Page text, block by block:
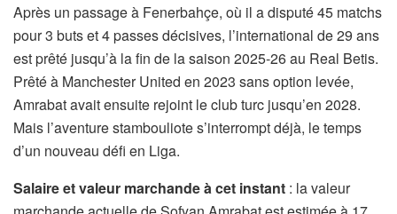
Après un passage à Fenerbahçe, où il a disputé 45 matchs
pour 3 buts et 4 passes décisives, l’international de 29 ans
est prêté jusqu’à la fin de la saison 2025-26 au Real Betis.
Prêté à Manchester United en 2023 sans option levée,
Amrabat avait ensuite rejoint le club turc jusqu’en 2028.
Mais l’aventure stambouliote s’interrompt déjà, le temps
d’un nouveau défi en Liga.
Salaire et valeur marchande à cet instant : la valeur